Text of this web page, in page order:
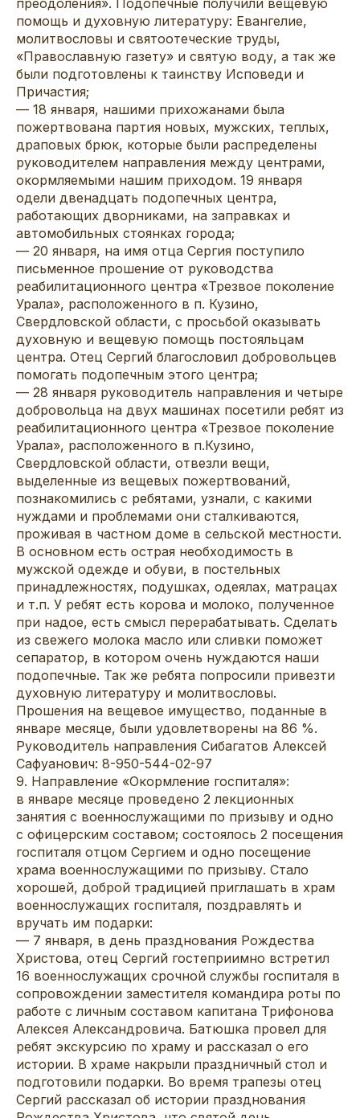
помощь и духовную литературу: Евангелие,
молитвословы и святоотеческие труды,
«Православную газету» и святую воду, а так же
были подготовлены к таинству Исповеди и
Причастия;
— 18 января, нашими прихожанами была
пожертвована партия новых, мужских, теплых,
драповых брюк, которые были распределены
руководителем направления между центрами,
окормляемыми нашим приходом. 19 января
одели двенадцать подопечных центра,
работающих дворниками, на заправках и
автомобильных стоянках города;
— 20 января, на имя отца Сергия поступило
письменное прошение от руководства
реабилитационного центра «Трезвое поколение
Урала», расположенного в п. Кузино,
Свердловской области, с просьбой оказывать
духовную и вещевую помощь постояльцам
центра. Отец Сергий благословил добровольцев
помогать подопечным этого центра;
— 28 января руководитель направления и четыре
добровольца на двух машинах посетили ребят из
реабилитационного центра «Трезвое поколение
Урала», расположенного в п.Кузино,
Свердловской области, отвезли вещи,
выделенные из вещевых пожертвований,
познакомились с ребятами, узнали, с какими
нуждами и проблемами они сталкиваются,
проживая в частном доме в сельской местности.
В основном есть острая необходимость в
мужской одежде и обуви, в постельных
принадлежностях, подушках, одеялах, матрацах
и т.п. У ребят есть корова и молоко, полученное
при надое, есть смысл перерабатывать. Сделать
из свежего молока масло или сливки поможет
сепаратор, в котором очень нуждаются наши
подопечные. Так же ребята попросили привезти
духовную литературу и молитвословы.
Прошения на вещевое имущество, поданные в
январе месяце, были удовлетворены на 86 %.
Руководитель направления Сибагатов Алексей
Сафуанович: 8-950-544-02-97
9. Направление «Окормление госпиталя»:
в январе месяце проведено 2 лекционных
занятия с военнослужащими по призыву и одно
с офицерским составом; состоялось 2 посещения
госпиталя отцом Сергием и одно посещение
храма военнослужащими по призыву. Стало
хорошей, доброй традицией приглашать в храм
военнослужащих госпиталя, поздравлять и
вручать им подарки:
— 7 января, в день празднования Рождества
Христова, отец Сергий гостеприимно встретил
16 военнослужащих срочной службы госпиталя в
сопровождении заместителя командира роты по
работе с личным составом капитана Трифонова
Алексея Александровича. Батюшка провел для
ребят экскурсию по храму и рассказал о его
истории. В храме накрыли праздничный стол и
подготовили подарки. Во время трапезы отец
Сергий рассказал об истории празднования